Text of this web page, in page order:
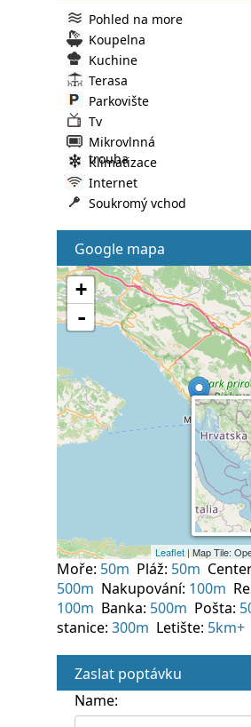
Pohled na more
Koupelna
Kuchine
Terasa
Parkovište
Tv
Mikrovlnná
trouba
Klimatizace
Internet
Soukromý vchod
Google mapa
Moře: 50m Pláž: 50m
500m Nakupování: 100m
100m Banka: 500m Pošta:
stanice: 300m Letište: 5km+
Zaslat poptávku
Name: